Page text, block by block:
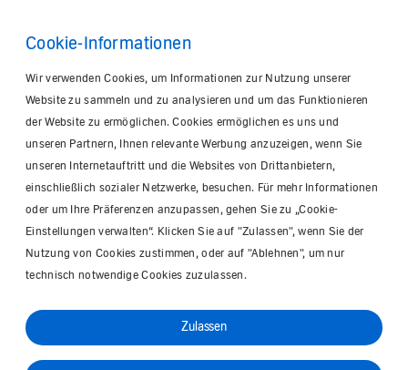
Cookie-Informationen
Wir verwenden Cookies, um Informationen zur Nutzung unserer
Website zu sammeln und zu analysieren und um das Funktionieren
der Website zu ermöglichen. Cookies ermöglichen es uns und
unseren Partnern, Ihnen relevante Werbung anzuzeigen, wenn Sie
unseren Internetauftritt und die Websites von Drittanbietern,
einschließlich sozialer Netzwerke, besuchen. Für mehr Informationen
oder um Ihre Präferenzen anzupassen, gehen Sie zu „Cookie-
Einstellungen verwalten“. Klicken Sie auf "Zulassen", wenn Sie der
Nutzung von Cookies zustimmen, oder auf "Ablehnen", um nur
technisch notwendige Cookies zuzulassen.
Zulassen